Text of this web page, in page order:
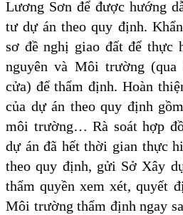
Lương Sơn để được hướng
tư dự án theo quy định.
sơ đề nghị giao đất để thực
nguyên và Môi trường
cửa) để thẩm định. Hoàn
của dự án theo quy định
môi trường… Rà soát hợp
dự án đã hết thời gian thực
theo quy định, gửi Sở Xây
thẩm quyền xem xét, quyết
Môi trường thẩm định ngay